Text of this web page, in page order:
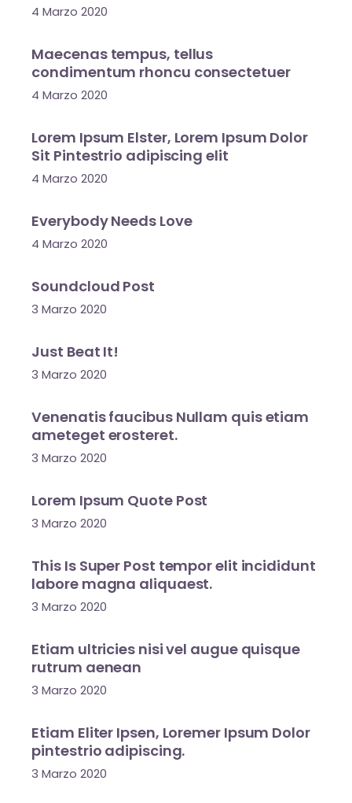
4 Marzo 2020
Maecenas tempus, tellus
condimentum rhoncu consectetuer
4 Marzo 2020
Lorem Ipsum Elster, Lorem Ipsum Dolor
Sit Pintestrio adipiscing elit
4 Marzo 2020
Everybody Needs Love
4 Marzo 2020
Soundcloud Post
3 Marzo 2020
Just Beat It!
3 Marzo 2020
Venenatis faucibus Nullam quis etiam
ameteget erosteret.
3 Marzo 2020
Lorem Ipsum Quote Post
3 Marzo 2020
This Is Super Post tempor elit incididunt
labore magna aliquaest.
3 Marzo 2020
Etiam ultricies nisi vel augue quisque
rutrum aenean
3 Marzo 2020
Etiam Eliter Ipsen, Loremer Ipsum Dolor
pintestrio adipiscing.
3 Marzo 2020